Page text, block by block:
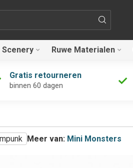
Scenery Ruwe Materialen
Gratis retourneren
binnen 60 dagen
Meer van: Mini Monsters